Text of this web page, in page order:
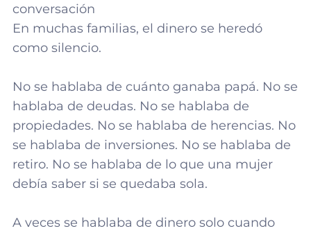
conversación
En muchas familias, el dinero se heredó
como silencio.
No se hablaba de cuánto ganaba papá. No se
hablaba de deudas. No se hablaba de
propiedades. No se hablaba de herencias. No
se hablaba de inversiones. No se hablaba de
retiro. No se hablaba de lo que una mujer
debía saber si se quedaba sola.
A veces se hablaba de dinero solo cuando